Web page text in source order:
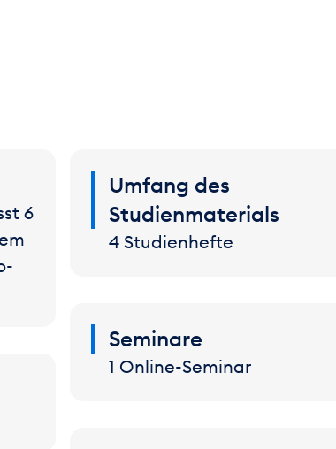
6
Umfang des
Studienmaterials
4 Studienhefte
Seminare
1 Online-Seminar